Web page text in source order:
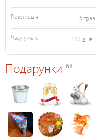
Реєстрація: 6
Часу у чаті: 433 днів
Подарунки 68